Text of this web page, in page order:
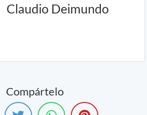
Claudio Deimundo
Compártelo